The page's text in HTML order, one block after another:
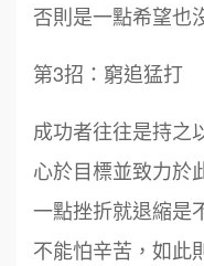
否則是一點希望也
第3招：窮追猛打
成功者往往是持之
心於目標並致力於
一點挫折就退縮是
不能怕辛苦，如此